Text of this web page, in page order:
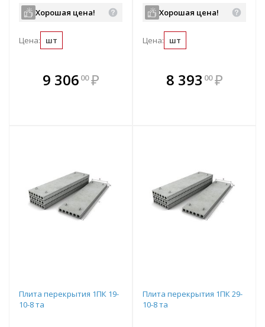
Хорошая цена!
Цена: шт
9 306 00 ₽
В комплекте
всегда выгоднее!
Хорошая цена!
Цена: шт
В комплекте
всегда выгоднее!
8 393 00 ₽
Плита перекрытия 1ПК 19-
10-8 та
Плита перекрытия 1ПК 29-
10-8 та